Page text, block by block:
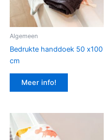
Algemeen
Bedrukte handdoek 50 x100
cm
Meer info!